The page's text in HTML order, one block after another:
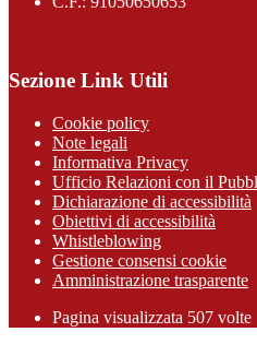
Sezione Link Utili
Cookie policy
Note legali
Informativa Privacy
Ufficio Relazioni con il
Dichiarazione di accessibilità
Obiettivi di accessibilità
Whistleblowing
Gestione consensi cookie
Amministrazione trasparente
Pagina visualizzata 507 volte